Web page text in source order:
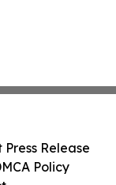
Press Release
Policy